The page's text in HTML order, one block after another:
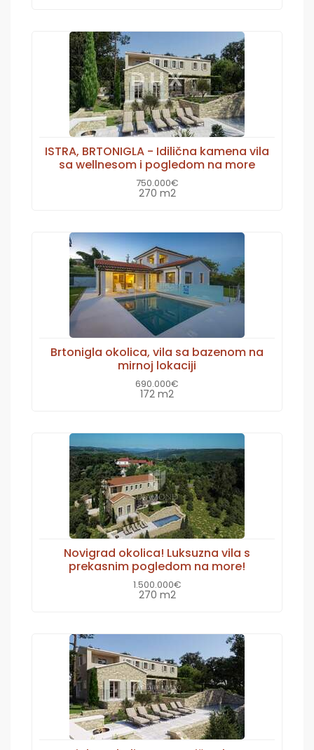
ISTRA, BRTONIGLA - Idilična kamena vila
sa wellnesom i pogledom na more
750.000€
270 m2
Brtonigla okolica, vila sa bazenom na
mirnoj lokaciji
690.000€
172 m2
Novigrad okolica! Luksuzna vila s
prekasnim pogledom na more!
1.500.000€
270 m2